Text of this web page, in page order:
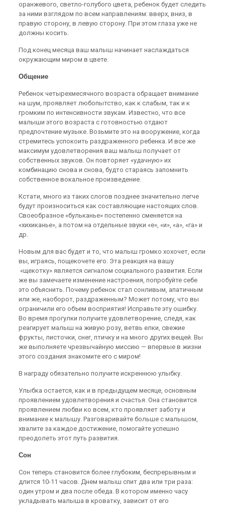
оранжевого, светло-голубого цвета, ребенок будет следить
за ними взглядом по всем направлениям: вверх, вниз, в
правую сторону, в левую сторону. При этом глаза уже не
должны косить.
Под конец месяца ваш малыш начинает наслаждаться
окружающим миром в цвете.
Общение
Ребенок четырехмесячного возраста обращает внимание
на шум, проявляет любопытство, как к слабым, так и к
громким по интенсивности звукам. Известно, что все
малыши этого возраста с готовностью отдают
предпочтение музыке. Возьмите это на вооружение, когда
стремитесь успокоить раздраженного ребенка. И все же
максимум удовлетворения ваш малыш получает от
собственных звуков. Он повторяет «удачную» их
комбинацию снова и снова, будто стараясь запомнить
собственное вокальное произведение.
Кстати, много из таких слогов позднее значительно легче
будут произноситься как составляющие настоящих слов.
Своеобразное «бульканье» постепенно сменяется на
«хихиканье», а потом на отдельные звуки «е», «и», «а», «га» и
др.
Новым для вас будет и то, что малыш громко хохочет, если
вы, играясь, пощекочете его. Эта реакция на вашу
«щекотку» является сигналом социального развития. Если
же вы замечаете изменение настроения, попробуйте себе
это объяснить. Почему ребенок стал сонливым, апатичным
или же, наоборот, раздраженным? Может потому, что вы
ограничили его объем восприятия! Исправьте эту ошибку.
Во время прогулки получите удовлетворение, следя, как
реагирует малыш на живую розу, ветвь елки, свежие
фрукты, листочки, снег, птичку и на много других вещей. Вы
же выполняете чрезвычайную миссию — впервые в жизни
этого создания знакомите его с миром!
В награду обязательно получите искреннюю улыбку.
Улыбка остается, как и в предыдущем месяце, основным
проявлением удовлетворения и счастья. Она становится
проявлением любви ко всем, кто проявляет заботу и
внимание к малышу. Разговаривайте больше с малышом,
хвалите за каждое достижение, помогайте успешно
преодолеть этот путь развития.
Сон
Сон теперь становится более глубоким, беспрерывным и
длится 10-11 часов. Днем малыш спит два или три раза:
один утром и два после обеда. В котором именно часу
укладывать малыша в кроватку, зависит от его